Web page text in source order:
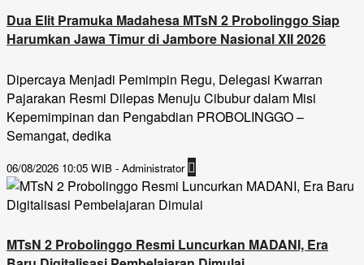
Dua Elit Pramuka Madahesa MTsN 2 Probolinggo Siap
Harumkan Jawa Timur di Jambore Nasional XII 2026
Dipercaya Menjadi Pemimpin Regu, Delegasi Kwarran
Pajarakan Resmi Dilepas Menuju Cibubur dalam Misi
Kepemimpinan dan Pengabdian PROBOLINGGO –
Semangat, dedika
06/08/2026 10:05 WIB - Administrator
MTsN 2 Probolinggo Resmi Luncurkan MADANI, Era